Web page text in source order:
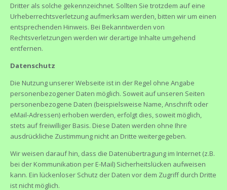
Dritter als solche gekennzeichnet. Sollten Sie trotzdem auf eine
Urheberrechtsverletzung aufmerksam werden, bitten wir um einen
entsprechenden Hinweis. Bei Bekanntwerden von
Rechtsverletzungen werden wir derartige Inhalte umgehend
entfernen.
Datenschutz
Die Nutzung unserer Webseite ist in der Regel ohne Angabe
personenbezogener Daten möglich. Soweit auf unseren Seiten
personenbezogene Daten (beispielsweise Name, Anschrift oder
eMail-Adressen) erhoben werden, erfolgt dies, soweit möglich,
stets auf freiwilliger Basis. Diese Daten werden ohne Ihre
ausdrückliche Zustimmung nicht an Dritte weitergegeben.
Wir weisen darauf hin, dass die Datenübertragung im Internet (z.B.
bei der Kommunikation per E-Mail) Sicherheitslücken aufweisen
kann. Ein lückenloser Schutz der Daten vor dem Zugriff durch Dritte
ist nicht möglich.